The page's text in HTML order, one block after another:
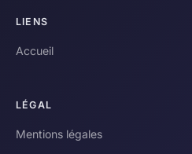
LIENS
Accueil
LÉGAL
Mentions légales